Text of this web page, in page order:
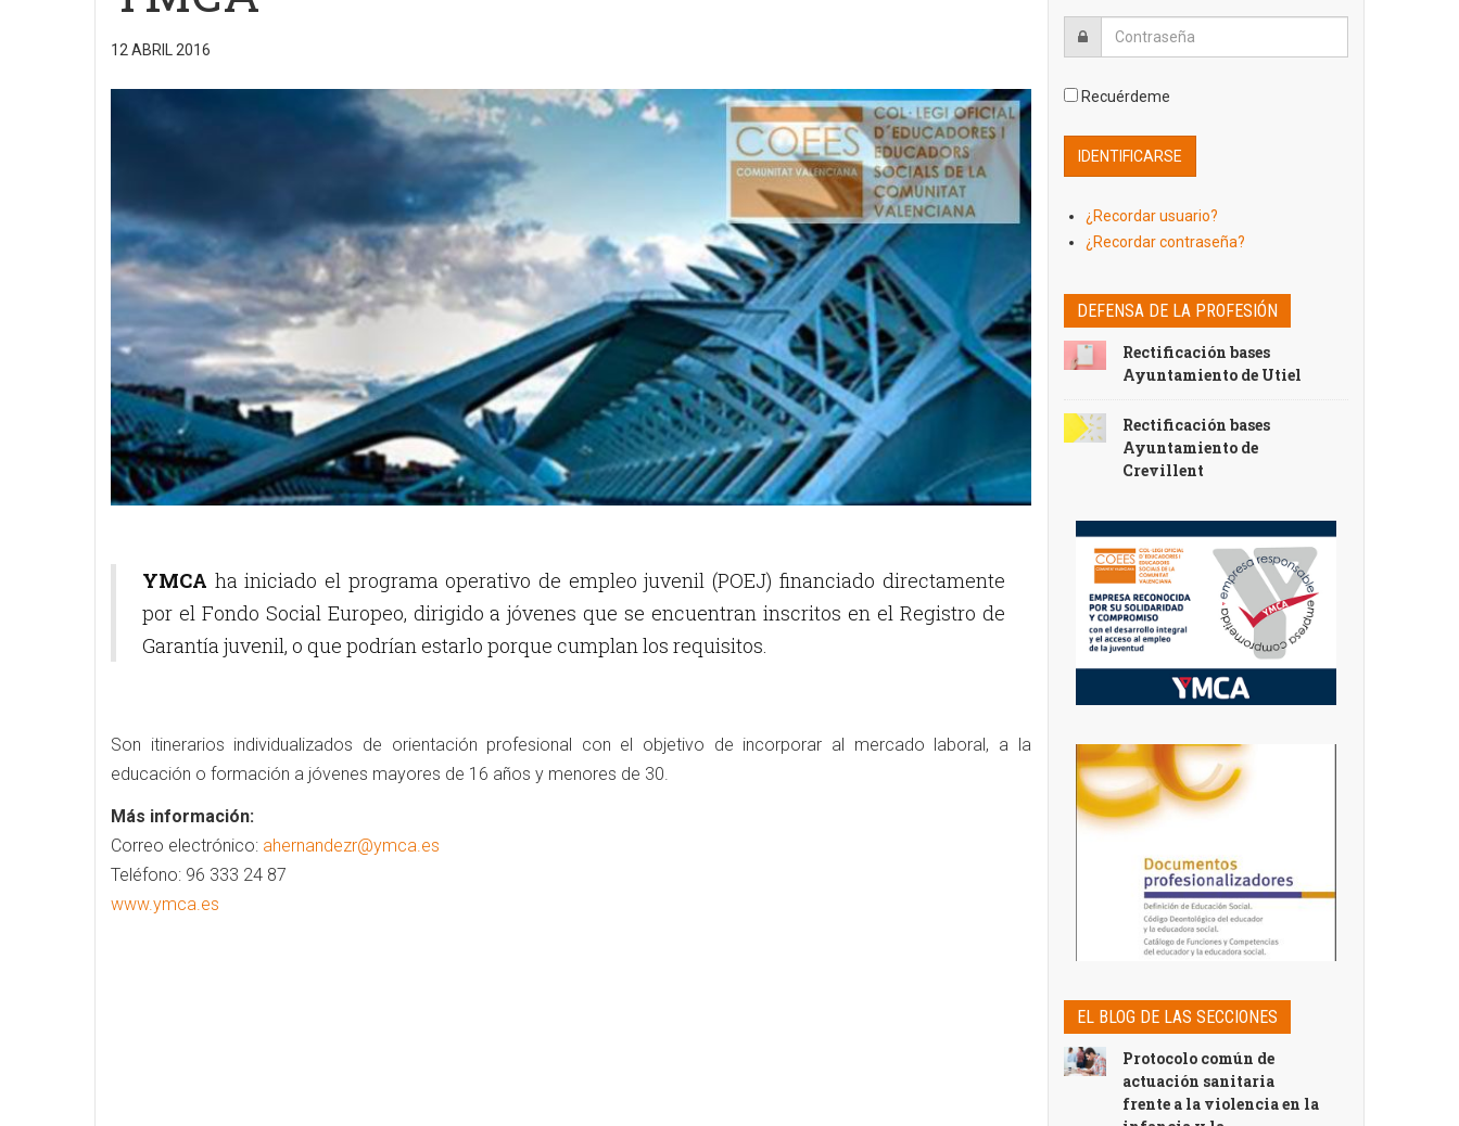
12 ABRIL 2016
YMCA ha iniciado el programa operativo de empleo juvenil (POEJ) financiado directamente
por el Fondo Social Europeo, dirigido a jóvenes que se encuentran inscritos en el Registro de
Garantía juvenil, o que podrían estarlo porque cumplan los requisitos.
Son itinerarios individualizados de orientación profesional con el objetivo de incorporar al mercado laboral, a la
educación o formación a jóvenes mayores de 16 años y menores de 30.
Más información:
Correo electrónico: ahernandezr@ymca.es
Teléfono: 96 333 24 87
www.ymca.es
Recuérdeme
¿Recordar usuario?
¿Recordar contraseña?
DEFENSA DE LA PROFESIÓN
Rectificación bases
Ayuntamiento de Utiel
Rectificación bases
Ayuntamiento de
Crevillent
EL BLOG DE LAS SECCIONES
Protocolo común de
actuación sanitaria
frente a la violencia en la